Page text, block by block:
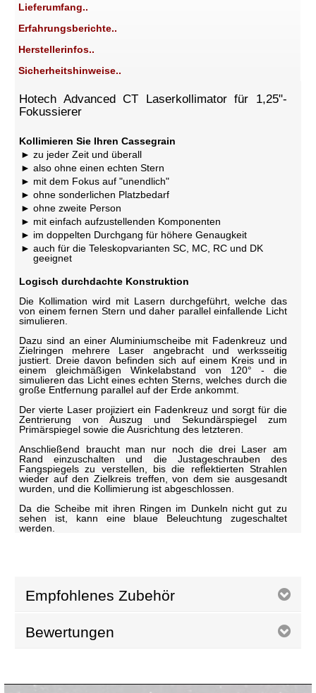
Lieferumfang..
Erfahrungsberichte..
Herstellerinfos..
Sicherheitshinweise..
Hotech Advanced CT Laserkollimator für 1,25"-
Fokussierer
Kollimieren Sie Ihren Cassegrain
zu jeder Zeit und überall
also ohne einen echten Stern
mit dem Fokus auf "unendlich"
ohne sonderlichen Platzbedarf
ohne zweite Person
mit einfach aufzustellenden Komponenten
im doppelten Durchgang für höhere Genaugkeit
auch für die Teleskopvarianten SC, MC, RC und DK
geeignet
Logisch durchdachte Konstruktion
Die Kollimation wird mit Lasern durchgeführt, welche das
von einem fernen Stern und daher parallel einfallende Licht
simulieren.
Dazu sind an einer Aluminiumscheibe mit Fadenkreuz und
Zielringen mehrere Laser angebracht und werksseitig
justiert. Dreie davon befinden sich auf einem Kreis und in
einem gleichmäßigen Winkelabstand von 120° - die
simulieren das Licht eines echten Sterns, welches durch die
große Entfernung parallel auf der Erde ankommt.
Der vierte Laser projiziert ein Fadenkreuz und sorgt für die
Zentrierung von Auszug und Sekundärspiegel zum
Primärspiegel sowie die Ausrichtung des letzteren.
Anschließend braucht man nur noch die drei Laser am
Rand einzuschalten und die Justageschrauben des
Fangspiegels zu verstellen, bis die reflektierten Strahlen
wieder auf den Zielkreis treffen, von dem sie ausgesandt
wurden, und die Kollimierung ist abgeschlossen.
Da die Scheibe mit ihren Ringen im Dunkeln nicht gut zu
sehen ist, kann eine blaue Beleuchtung zugeschaltet
werden.
Empfohlenes Zubehör
Bewertungen